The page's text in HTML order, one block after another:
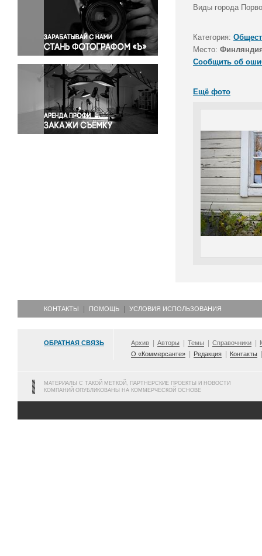
Политика
Правосудие
Происшествия и конфликты
Религия
Светская жизнь
Спорт
Экология
Экономика и бизнес
Виды города
Категория:
Место:
Сообщить об
Ещё фото
КОНТАКТЫ ПОМОЩЬ УСЛОВИЯ ИСПОЛЬЗОВАНИЯ
ОБРАТНАЯ СВЯЗЬ Архив Авторы Темы Справочники
О «Коммерсанте»
Редакция Контакты
МАТЕРИАЛЫ С ТАКОЙ МЕТКОЙ, ПАРТНЕРСКИЕ ПРОЕКТЫ И НОВОСТИ
КОМПАНИЙ ОПУБЛИКОВАНЫ НА КОММЕРЧЕСКОЙ ОСНОВЕ